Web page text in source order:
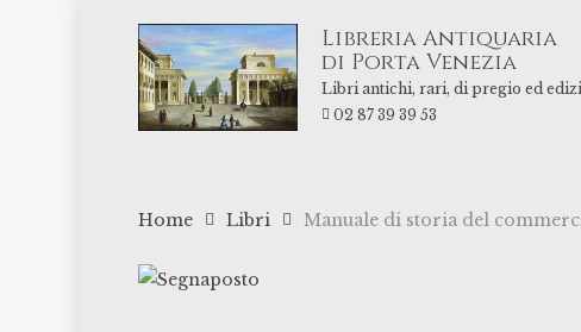
Libreria Antiquaria
di Porta Venezia
Libri antichi, rari, di pregio ed
02 87 39 39 53
Home Libri Manuale di storia del